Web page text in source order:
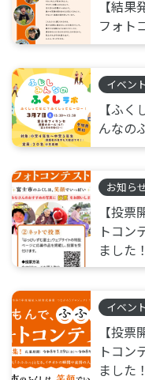
【結
フォト
イベント
【ふ
んなの
お知ら
【投
トコン
ました！
イベント
【投
トコン
ました！